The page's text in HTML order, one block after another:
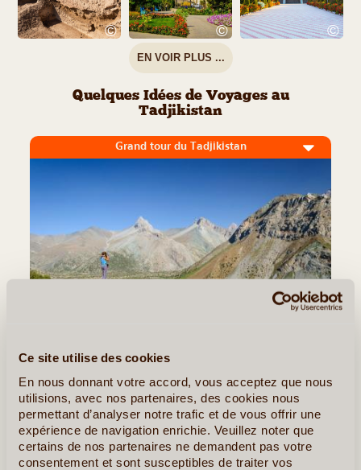
Ce site utilise des cookies
En nous donnant votre accord, vous acceptez que nous
utilisions, avec nos partenaires, des cookies nous
permettant d’analyser notre trafic et de vous offrir une
expérience de navigation enrichie. Veuillez noter que
certains de nos partenaires ne demandent pas votre
consentement et sont susceptibles de traiter vos
© © ©
EN VOIR PLUS ...
Quelques Idées de Voyages au
Tadjikistan
Grand tour du Tadjikistan
10J/9N
Après une première approche du Tadjikistan à Douchanbé, la
capitale, vous prenez la direction des montagnes du Pamir. La
route sillonne au cœur des montagnes, au milieu de sommets
vertigineux culminant à plus de 6000 mètres d'altitude. (...)